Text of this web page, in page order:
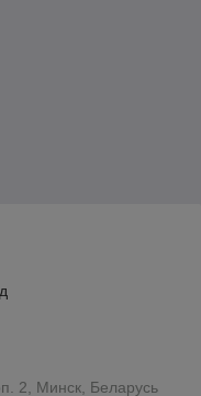
2, Минск, Беларусь